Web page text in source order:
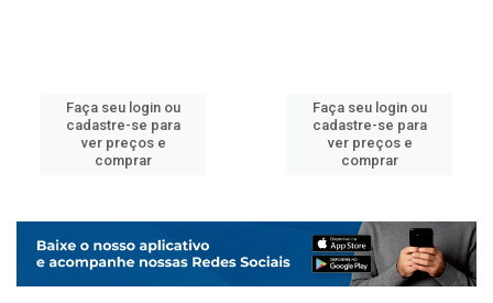
Faça seu login ou
cadastre-se para
ver preços e
comprar
Faça seu login ou
cadastre-se para
ver preços e
comprar